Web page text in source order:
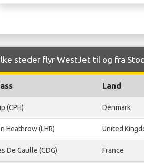
steder flyr WestJet til og fra
Land
(CPH) Denmark
Heathrow (LHR) United
De Gaulle (CDG) France